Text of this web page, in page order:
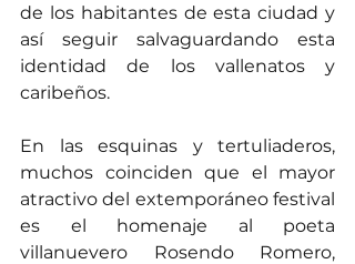
de los habitantes de esta ciudad y
así seguir salvaguardando esta
identidad de los vallenatos y
caribeños.
En las esquinas y tertuliaderos,
muchos coinciden que el mayor
atractivo del extemporáneo festival
es el homenaje al poeta
villanuevero Rosendo Romero,